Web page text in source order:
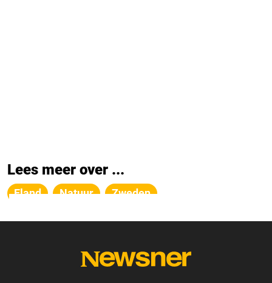
Lees meer over ...
Eland Natuur Zweden